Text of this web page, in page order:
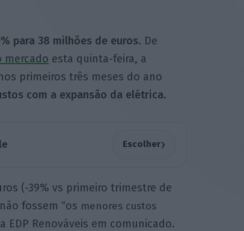
para 38 milhões de euros. De
mercado esta quinta-feira, a
primeiros três meses do ano
com a expansão da elétrica.
Escolher›
(-39% vs primeiro trimestre de
fossem “os menores custos
EDP Renováveis em comunicado.